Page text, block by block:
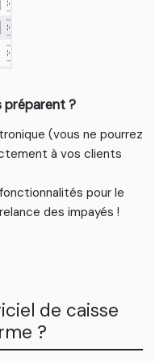
préparent ?
(vous ne pourrez
à vos clients
pour le
des impayés !
de caisse
?